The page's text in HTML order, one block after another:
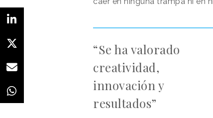
“Se ha valorado
creatividad,
innovación y
resultados”